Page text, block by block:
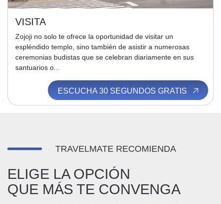
VISITA
Zojoji no solo te ofrece la oportunidad de visitar un
espléndido templo, sino también de asistir a numerosas
ceremonias budistas que se celebran diariamente en sus
santuarios o...
ESCUCHA 30 SEGUNDOS GRATIS
TRAVELMATE RECOMIENDA
ELIGE LA OPCIÓN
QUE MÁS TE CONVENGA